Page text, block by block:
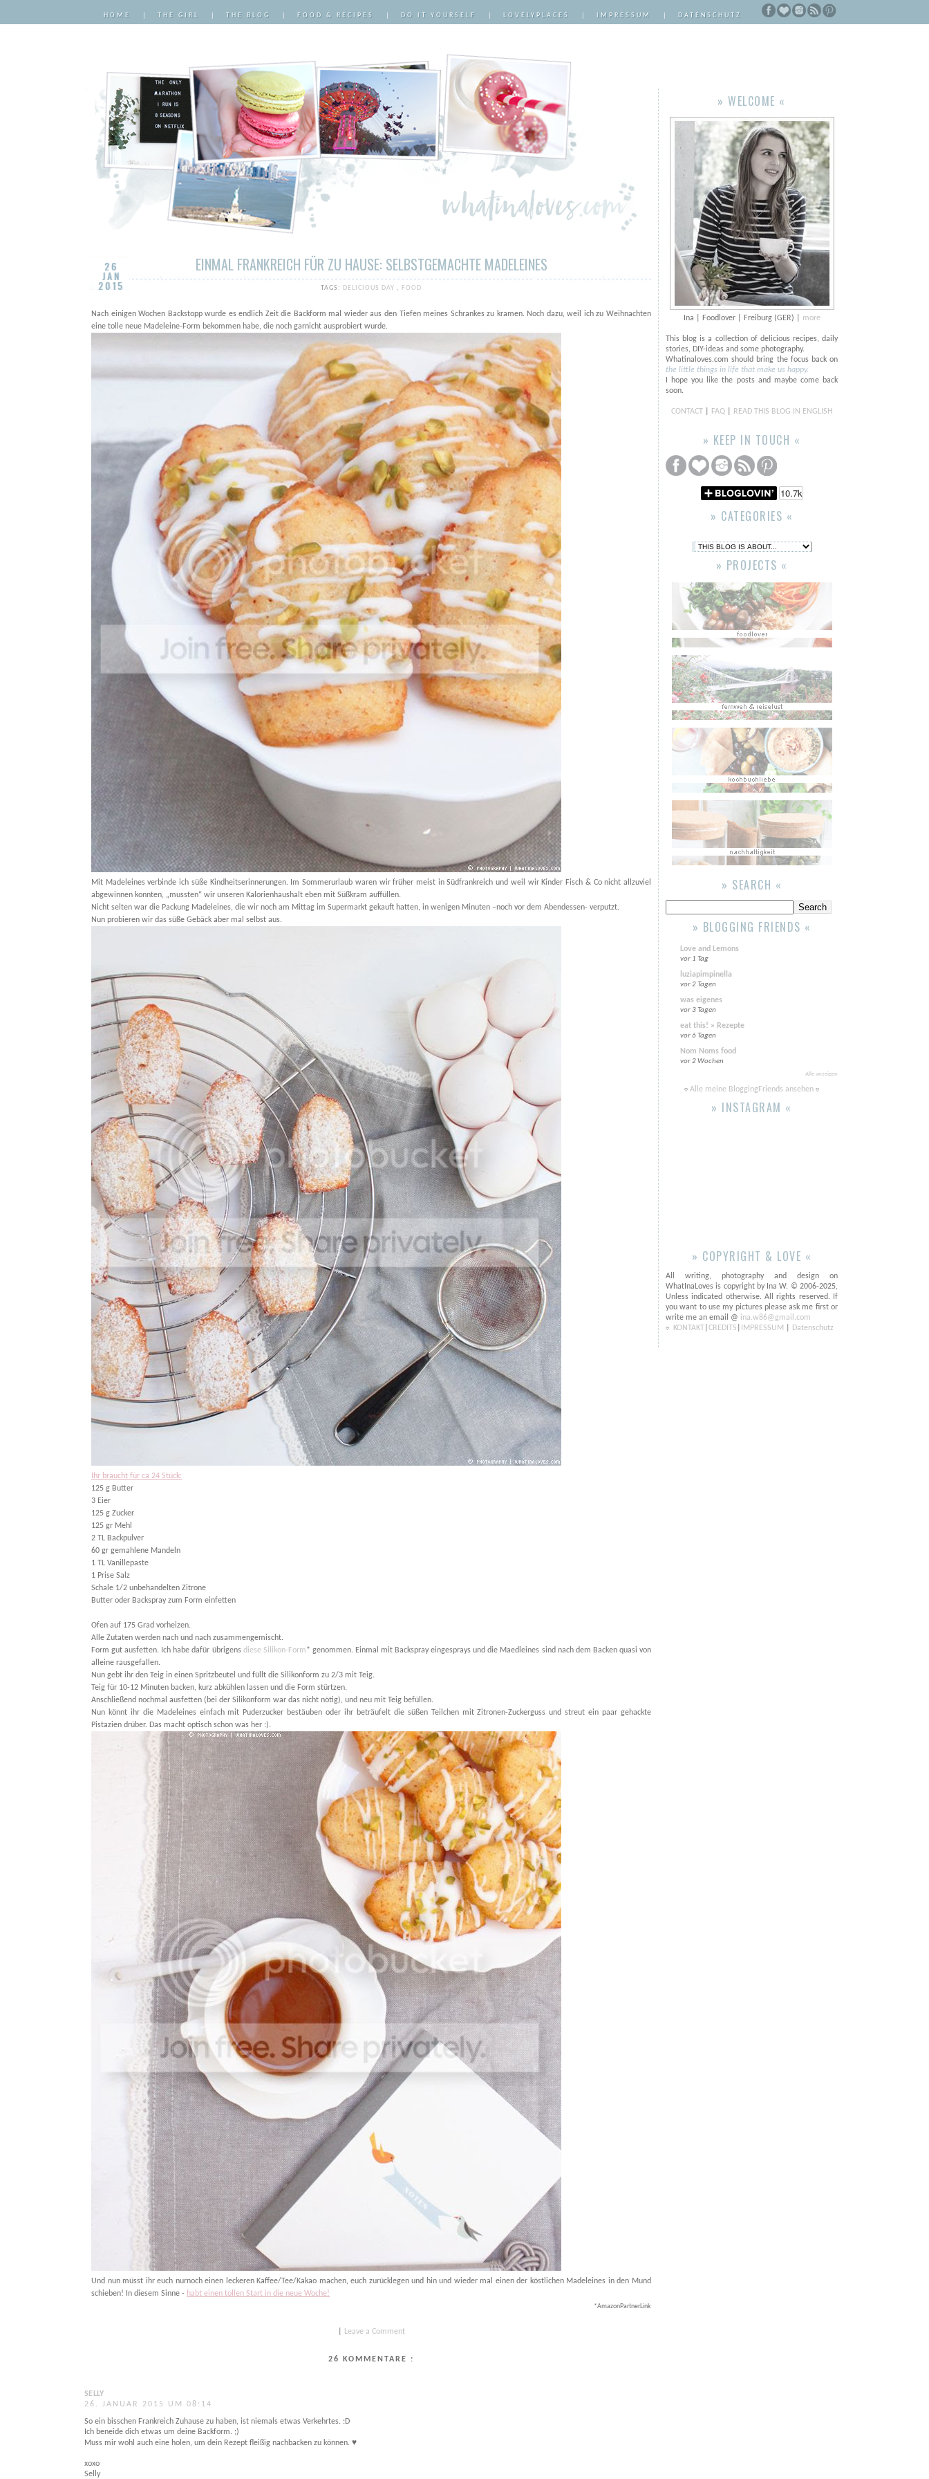
HOME THE GIRL THE BLOG FOOD & RECIPES DO IT YOURSELF LOVELYPLACES IMPRESSUM DATENSCHUTZ
EINMAL FRANKREICH FÜR ZU HAUSE: SELBSTGEMACHTE MADELEINES
26
JAN
2015 TAGS: DELICIOUS DAY , FOOD
Nach einigen Wochen Backstopp wurde es endlich Zeit die Backform mal wieder aus den Tiefen meines Schrankes zu kramen. Noch dazu, weil ich zu Weihnachten
eine tolle neue Madeleine-Form bekommen habe, die noch garnicht ausprobiert wurde.
Mit Madeleines verbinde ich süße Kindheitserinnerungen. Im Sommerurlaub waren wir früher meist in Südfrankreich und weil wir Kinder Fisch & Co nicht allzuviel
abgewinnen konnten, „mussten“ wir unseren Kalorienhaushalt eben mit Süßkram auffüllen.
Nicht selten war die Packung Madeleines, die wir noch am Mittag im Supermarkt gekauft hatten, in wenigen Minuten –noch vor dem Abendessen- verputzt.
Nun probieren wir das süße Gebäck aber mal selbst aus.
Ihr braucht für ca 24 Stück:
125 g Butter
3 Eier
125 g Zucker
125 gr Mehl
2 TL Backpulver
60 gr gemahlene Mandeln
1 TL Vanillepaste
1 Prise Salz
Schale 1/2 unbehandelten Zitrone
Butter oder Backspray zum Form einfetten
Ofen auf 175 Grad vorheizen.
Alle Zutaten werden nach und nach zusammengemischt.
Form gut ausfetten. Ich habe dafür übrigens diese Silikon-Form* genommen. Einmal mit Backspray eingesprays und die Maedleines sind nach dem Backen quasi von
alleine rausgefallen.
Nun gebt ihr den Teig in einen Spritzbeutel und füllt die Silikonform zu 2/3 mit Teig.
Teig für 10-12 Minuten backen, kurz abkühlen lassen und die Form stürtzen.
Anschließend nochmal ausfetten (bei der Silikonform war das nicht nötig), und neu mit Teig befüllen.
Nun könnt ihr die Madeleines einfach mit Puderzucker bestäuben oder ihr beträufelt die süßen Teilchen mit Zitronen-Zuckerguss und streut ein paar gehackte
Pistazien drüber. Das macht optisch schon was her :).
Und nun müsst ihr euch nurnoch einen leckeren Kaffee/Tee/Kakao machen, euch zurücklegen und hin und wieder mal einen der köstlichen Madeleines in den Mund
schieben! In diesem Sinne - habt einen tollen Start in die neue Woche!
*AmazonPartnerLink
Leave a Comment
26 KOMMENTARE :
SELLY
26. JANUAR 2015 UM 08:14
So ein bisschen Frankreich Zuhause zu haben, ist niemals etwas Verkehrtes. :D
Ich beneide dich etwas um deine Backform. ;)
Muss mir wohl auch eine holen, um dein Rezept fleißig nachbacken zu können. ♥
xoxo
Selly
» WELCOME «
Ina | Foodlover | Freiburg (GER) | more
This blog is a collection of delicious recipes, daily
stories, DIY-ideas and some photography.
Whatinaloves.com should bring the focus back on
the little things in life that make us happy.
I hope you like the posts and maybe come back
soon.
CONTACT FAQ READ THIS BLOG IN ENGLISH
» KEEP IN TOUCH «
» CATEGORIES «
» PROJECTS «
» SEARCH «
» BLOGGING FRIENDS «
Love and Lemons
vor 1 Tag
luziapimpinella
vor 2 Tagen
was eigenes
vor 3 Tagen
eat this! » Rezepte
vor 6 Tagen
Nom Noms food
vor 2 Wochen
Alle anzeigen
Alle meine BloggingFriends ansehen
» INSTAGRAM «
» COPYRIGHT & LOVE «
All writing, photography and design on
WhatInaLoves is copyright by Ina W. © 2006-2025,
Unless indicated otherwise. All rights reserved. If
you want to use my pictures please ask me first or
write me an email @ ina.w86@gmail.com
KONTAKT CREDITS IMPRESSUM Datenschutz